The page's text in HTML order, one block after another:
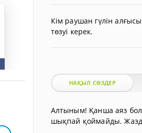
Кім раушан гүлін
төзуі керек.
НАҚЫЛ СӨЗДЕР
Алтыным! Қанша аяз
шықпай қоймайды.